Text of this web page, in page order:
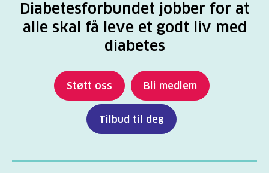
Diabetesforbundet jobber for at
alle skal få leve et godt liv med
diabetes
Støtt oss Bli medlem
Tilbud til deg